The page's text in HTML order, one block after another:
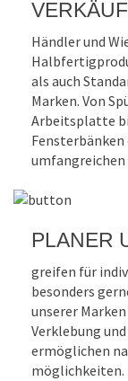
Händler und
als auch
Marken. Von
Arbeitsplatte
PLANER
greifen für
besonders
unserer
Verklebung
ermöglichen
möglichkeiten.